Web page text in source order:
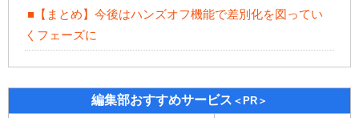
■【まとめ】今後はハンズオフ機能で差別化を図ってい
くフェーズに
編集部おすすめサービス ＜PR＞